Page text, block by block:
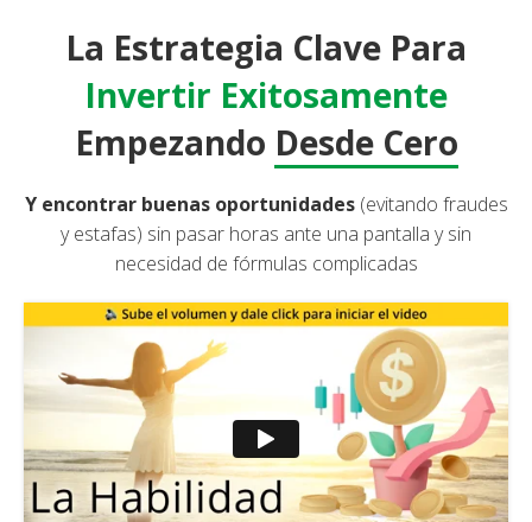
La Estrategia Clave Para
Invertir Exitosamente
Empezando Desde Cero
Y encontrar buenas oportunidades(evitando fraudes
y estafas) sin pasar horas ante una pantalla y sin
necesidad de fórmulas complicadas